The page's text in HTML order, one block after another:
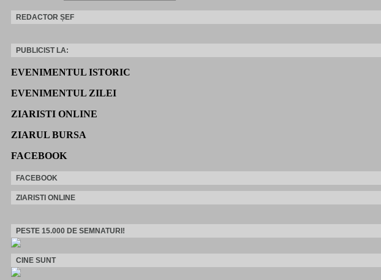
REDACTOR ȘEF
PUBLICIST LA:
EVENIMENTUL ISTORIC
EVENIMENTUL ZILEI
ZIARISTI ONLINE
ZIARUL BURSA
FACEBOOK
FACEBOOK
ZIARISTI ONLINE
PESTE 15.000 DE SEMNATURI!
CINE SUNT